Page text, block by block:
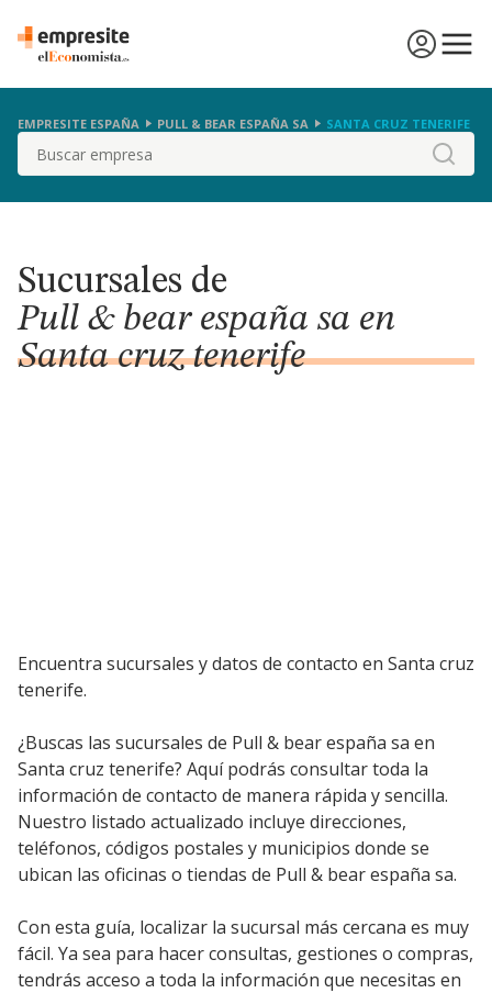
EMPRESITE ESPAÑA PULL & BEAR ESPAÑA SA SANTA CRUZ TENERIFE
Buscar
Sucursales de
Pull & bear españa sa en
Santa cruz tenerife
Encuentra sucursales y datos de contacto en Santa cruz
tenerife.
¿Buscas las sucursales de Pull & bear españa sa en
Santa cruz tenerife? Aquí podrás consultar toda la
información de contacto de manera rápida y sencilla.
Nuestro listado actualizado incluye direcciones,
teléfonos, códigos postales y municipios donde se
ubican las oficinas o tiendas de Pull & bear españa sa.
Con esta guía, localizar la sucursal más cercana es muy
fácil. Ya sea para hacer consultas, gestiones o compras,
tendrás acceso a toda la información que necesitas en